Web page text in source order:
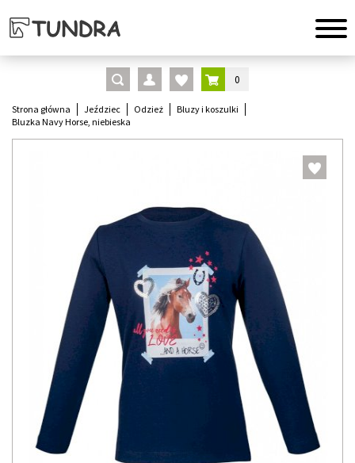
0
Strona główna Jeździec Odzież
Bluzy i koszulki
Bluzka Navy Horse, niebieska